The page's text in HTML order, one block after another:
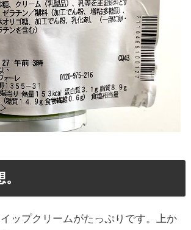
ップクリームがたっぷりです。上か